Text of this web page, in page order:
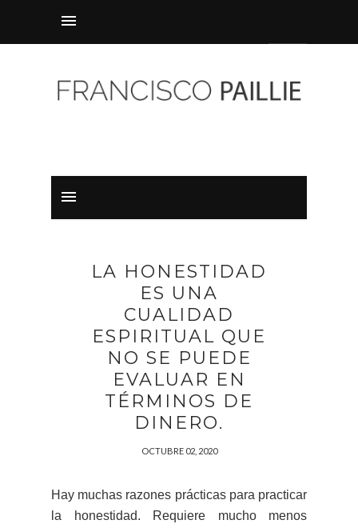
LA HONESTIDAD
ES UNA
CUALIDAD
ESPIRITUAL QUE
NO SE PUEDE
EVALUAR EN
TÉRMINOS DE
DINERO.
OCTUBRE 02, 2020
Hay muchas razones prácticas para practicar
la honestidad. Requiere mucho menos